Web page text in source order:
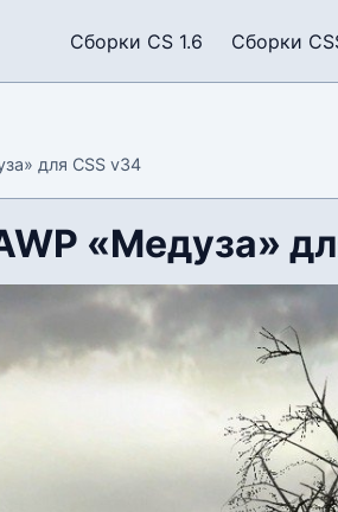
Сборки CS 1.6 Сборки
для CSS v34
«Медуза»